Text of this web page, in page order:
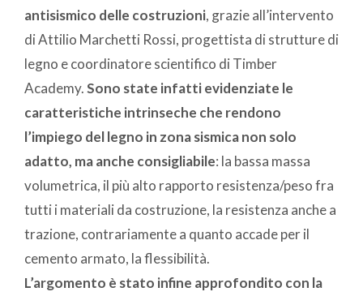
antisismico delle costruzioni, grazie all’intervento
di Attilio Marchetti Rossi, progettista di strutture di
legno e coordinatore scientifico di Timber
Academy.Sono state infatti evidenziate le
caratteristiche intrinseche che rendono
l’impiego del legno in zona sismica non solo
adatto, ma anche consigliabile: la bassa massa
volumetrica, il più alto rapporto resistenza/peso fra
tutti i materiali da costruzione, la resistenza anche a
trazione, contrariamente a quanto accade per il
cemento armato, la flessibilità.
L’argomento è stato infine approfondito con la